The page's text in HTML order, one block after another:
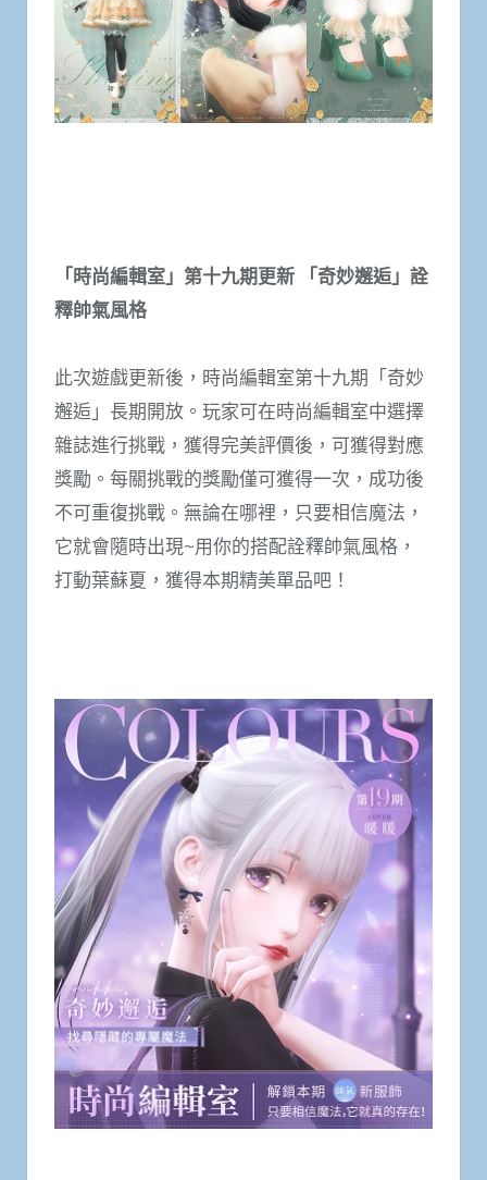
「時尚編輯室」第十九期更新 「奇妙邂逅」詮
釋帥氣風格
此次遊戲更新後，時尚編輯室第十九期「奇妙
邂逅」長期開放。玩家可在時尚編輯室中選擇
雜誌進行挑戰，獲得完美評價後，可獲得對應
獎勵。每關挑戰的獎勵僅可獲得一次，成功後
不可重復挑戰。無論在哪裡，只要相信魔法，
它就會隨時出現~用你的搭配詮釋帥氣風格，
打動葉蘇夏，獲得本期精美單品吧！